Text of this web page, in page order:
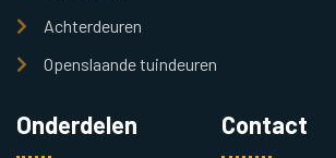
Achterdeuren
Openslaande tuindeuren
Onderdelen Contact